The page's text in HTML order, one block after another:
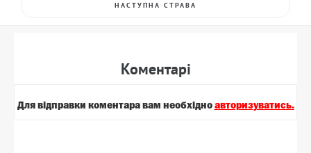
НАСТУПНА СТРАВА
Коментарi
Для вiдправки коментара вам необхiдно авторизуватись.